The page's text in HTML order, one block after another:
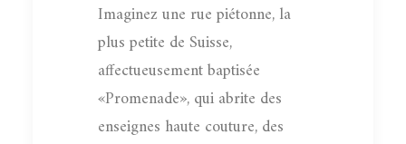
Imaginez une rue piétonne, la
plus petite de Suisse,
affectueusement baptisée
«Promenade», qui abrite des
enseignes haute couture, des